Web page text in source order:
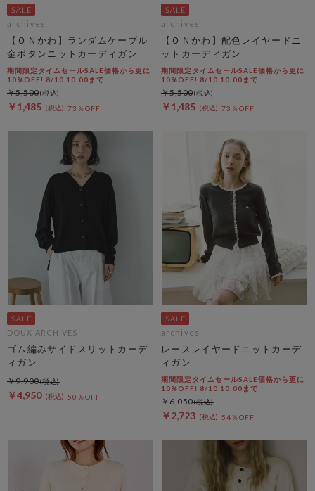
archives
【ＯＮかわ】ランダムケーブル
金ボタンニットカーディガン
期間限定タイムセールSALE価格から更に
10%OFF! 8/10 10:00まで
￥1,485 73％OFF
￥5,500
archives
【ＯＮかわ】配色レイヤードニ
ットカーディガン
期間限定タイムセールSALE価格から更に
10%OFF! 8/10 10:00まで
￥1,485 73％OFF
￥5,500
DOUX ARCHIVES
ゴム編みサイドスリットカーデ
ィガン
￥4,950 50％OFF
￥9,900
archives
レースレイヤードニットカーデ
ィガン
期間限定タイムセールSALE価格から更に
10%OFF! 8/10 10:00まで
￥2,723 54％OFF
￥6,050